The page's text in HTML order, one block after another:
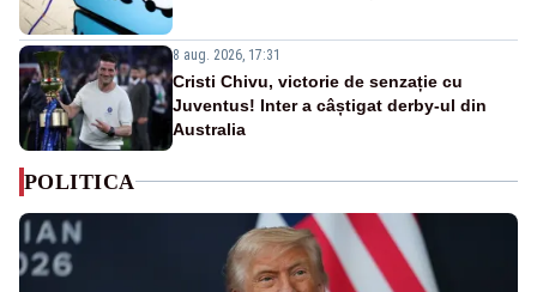
8 aug. 2026, 17:31
Cristi Chivu, victorie de senzație cu
Juventus! Inter a câștigat derby-ul din
Australia
POLITICA